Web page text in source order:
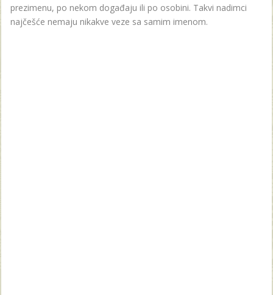
prezimenu, po nekom događaju ili po osobini. Takvi nadimci
najčešće nemaju nikakve veze sa samim imenom.